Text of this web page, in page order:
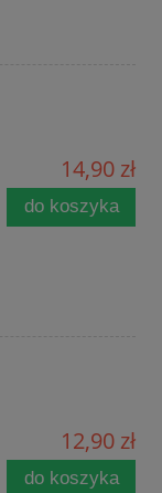
14,90 zł
do koszyka
12,90 zł
do koszyka